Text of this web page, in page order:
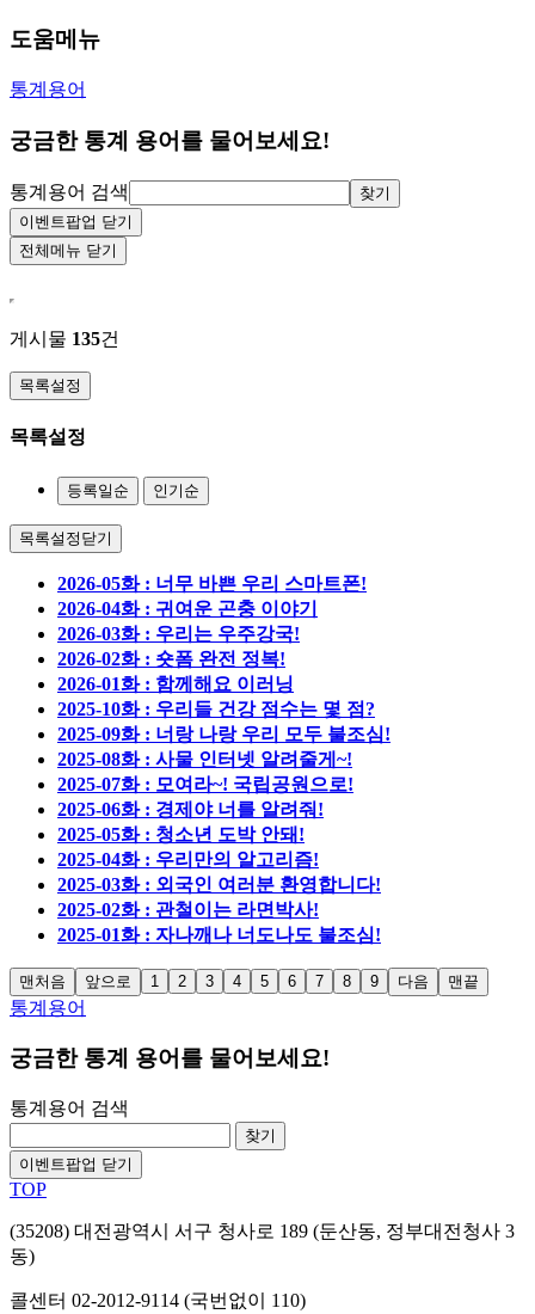
도움메뉴
통계용어
궁금한 통계 용어를 물어보세요!
통계용어 검색
찾기
이벤트팝업 닫기
전체메뉴 닫기
게시물 135건
목록설정
목록설정
등록일순 인기순
목록설정닫기
2026-05화 : 너무 바쁜 우리 스마트폰!
2026-04화 : 귀여운 곤충 이야기
2026-03화 : 우리는 우주강국!
2026-02화 : 숏폼 완전 정복!
2026-01화 : 함께해요 이러닝
2025-10화 : 우리들 건강 점수는 몇 점?
2025-09화 : 너랑 나랑 우리 모두 불조심!
2025-08화 : 사물 인터넷 알려줄게~!
2025-07화 : 모여라~! 국립공원으로!
2025-06화 : 경제야 너를 알려줘!
2025-05화 : 청소년 도박 안돼!
2025-04화 : 우리만의 알고리즘!
2025-03화 : 외국인 여러분 환영합니다!
2025-02화 : 관철이는 라면박사!
2025-01화 : 자나깨나 너도나도 불조심!
맨처음 앞으로 1 2 3 4 5 6 7 8 9 다음 맨끝
통계용어
궁금한 통계 용어를 물어보세요!
통계용어 검색
찾기
이벤트팝업 닫기
TOP
(35208) 대전광역시 서구 청사로 189 (둔산동, 정부대전청사 3
동)
콜센터 02-2012-9114 (국번없이 110)